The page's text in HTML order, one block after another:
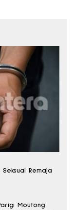
Remaja
Moutong